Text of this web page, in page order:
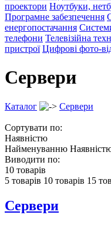
проектори Ноутбуки,
Програмне забезпечення
енергопостачання
телефони Телевізійна
пристрої Цифрові фото-
Сервери
Каталог
Сервери
Сортувати по:
Наявністю
Найменуванню
Виводити по:
10 товарів
5 товарів 10 товарів 15
Сервери